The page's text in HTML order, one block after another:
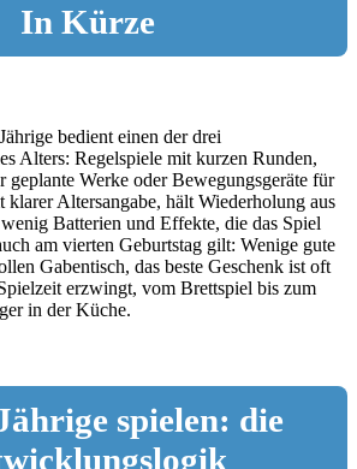
In Kürze
bedient einen der drei
Alters: Regelspiele mit kurzen Runden,
geplante Werke oder Bewegungsgeräte für
klarer Altersangabe, hält Wiederholung aus
Batterien und Effekte, die das Spiel
am vierten Geburtstag gilt: Wenige gute
Gabentisch, das beste Geschenk ist oft
erzwingt, vom Brettspiel bis zum
in der Küche.
spielen: die